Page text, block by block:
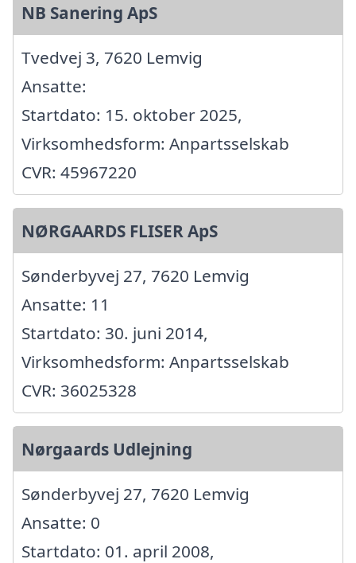
NB Sanering ApS
Tvedvej 3, 7620 Lemvig
Ansatte:
Startdato: 15. oktober 2025,
Virksomhedsform: Anpartsselskab
CVR: 45967220
NØRGAARDS FLISER ApS
Sønderbyvej 27, 7620 Lemvig
Ansatte: 11
Startdato: 30. juni 2014,
Virksomhedsform: Anpartsselskab
CVR: 36025328
Nørgaards Udlejning
Sønderbyvej 27, 7620 Lemvig
Ansatte: 0
Startdato: 01. april 2008,